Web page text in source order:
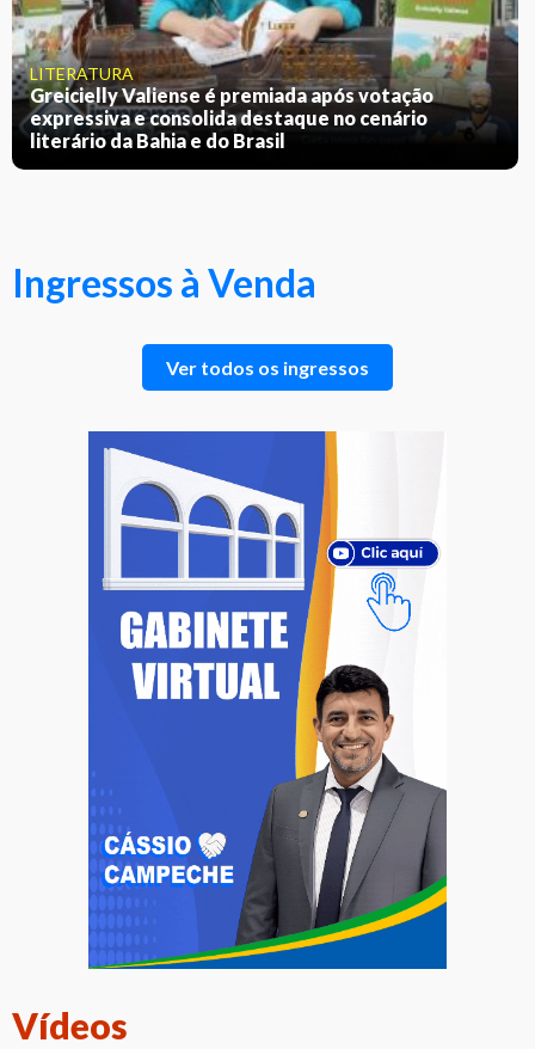
LITERATURA
Greicielly Valiense é premiada após votação
expressiva e consolida destaque no cenário
literário da Bahia e do Brasil
Ingressos à Venda
Ver todos os ingressos
Vídeos